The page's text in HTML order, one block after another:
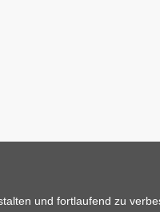
und fortlaufend zu